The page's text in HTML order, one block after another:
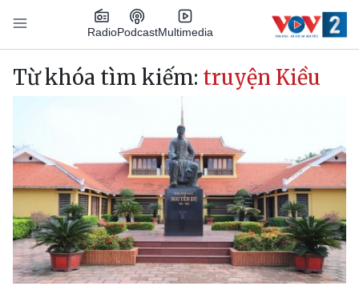
Nhảy đến nội dung
RadioPodcastMultimedia
Main navigation
Từ khóa tìm kiếm: truyện Kiều